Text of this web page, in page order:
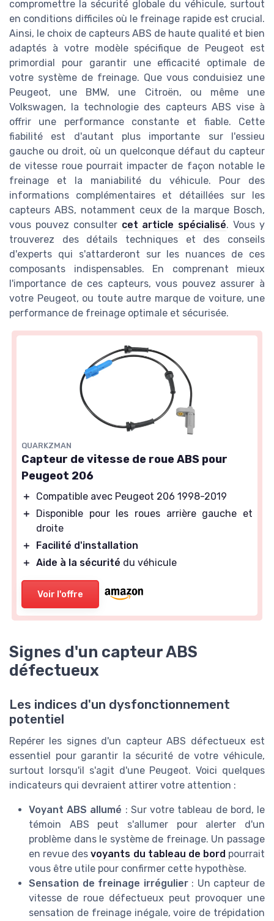
compromettre la sécurité globale du véhicule, surtout
en conditions difficiles où le freinage rapide est crucial.
Ainsi, le choix de capteurs ABS de haute qualité et bien
adaptés à votre modèle spécifique de Peugeot est
primordial pour garantir une efficacité optimale de
votre système de freinage. Que vous conduisiez une
Peugeot, une BMW, une Citroën, ou même une
Volkswagen, la technologie des capteurs ABS vise à
offrir une performance constante et fiable. Cette
fiabilité est d'autant plus importante sur l'essieu
gauche ou droit, où un quelconque défaut du capteur
de vitesse roue pourrait impacter de façon notable le
freinage et la maniabilité du véhicule. Pour des
informations complémentaires et détaillées sur les
capteurs ABS, notamment ceux de la marque Bosch,
vous pouvez consulter cet article spécialisé. Vous y
trouverez des détails techniques et des conseils
d'experts qui s'attarderont sur les nuances de ces
composants indispensables. En comprenant mieux
l'importance de ces capteurs, vous pouvez assurer à
votre Peugeot, ou toute autre marque de voiture, une
performance de freinage optimale et sécurisée.
QUARKZMAN
Capteur de vitesse de roue ABS pour
Peugeot 206
＋
Compatible avec Peugeot 206 1998-2019
＋
Disponible pour les roues arrière gauche et
droite
＋
Facilité d'installation
＋ Aide à la sécurité du véhicule
Voir l'offre
Signes d'un capteur ABS
défectueux
Les indices d'un dysfonctionnement
potentiel
Repérer les signes d'un capteur ABS défectueux est
essentiel pour garantir la sécurité de votre véhicule,
surtout lorsqu'il s'agit d'une Peugeot. Voici quelques
indicateurs qui devraient attirer votre attention :
Voyant ABS allumé : Sur votre tableau de bord, le
témoin ABS peut s'allumer pour alerter d'un
problème dans le système de freinage. Un passage
en revue desvoyants du tableau de bord pourrait
vous être utile pour confirmer cette hypothèse.
Sensation de freinage irrégulier: Un capteur de
vitesse de roue défectueux peut provoquer une
sensation de freinage inégale, voire de trépidation